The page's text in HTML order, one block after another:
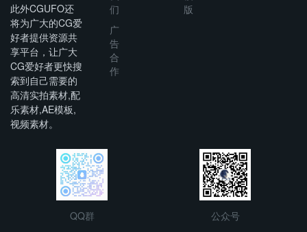
此外CGUFO还
将为广大的CG爱
好者提供资源共
享平台，让广大
CG爱好者更快搜
索到自己需要的
高清实拍素材,配
乐素材,AE模板,
视频素材。
们
广
告
合
作
版
QQ群 公众号